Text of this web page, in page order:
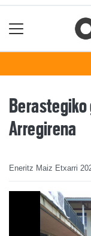
Berastegiko
Arregirena
Eneritz Maiz Etxarri